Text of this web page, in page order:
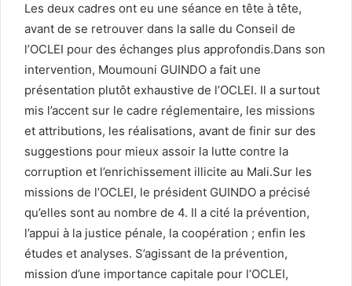
Les deux cadres ont eu une séance en tête à tête,
avant de se retrouver dans la salle du Conseil de
l’OCLEI pour des échanges plus approfondis.Dans son
intervention, Moumouni GUINDO a fait une
présentation plutôt exhaustive de l’OCLEI. Il a surtout
mis l’accent sur le cadre réglementaire, les missions
et attributions, les réalisations, avant de finir sur des
suggestions pour mieux assoir la lutte contre la
corruption et l’enrichissement illicite au Mali.Sur les
missions de l’OCLEI, le président GUINDO a précisé
qu’elles sont au nombre de 4. Il a cité la prévention,
l’appui à la justice pénale, la coopération ; enfin les
études et analyses. S’agissant de la prévention,
mission d’une importance capitale pour l’OCLEI,